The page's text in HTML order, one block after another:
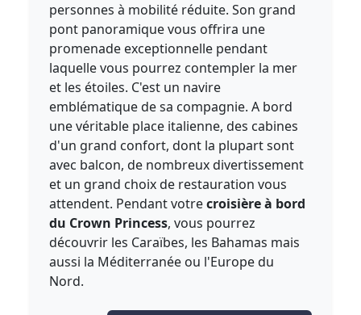
personnes à mobilité réduite. Son grand
pont panoramique vous offrira une
promenade exceptionnelle pendant
laquelle vous pourrez contempler la mer
et les étoiles. C'est un navire
emblématique de sa compagnie. A bord
une véritable place italienne, des cabines
d'un grand confort, dont la plupart sont
avec balcon, de nombreux divertissement
et un grand choix de restauration vous
attendent. Pendant votrecroisière à bord
du Crown Princess, vous pourrez
découvrir les Caraïbes, les Bahamas mais
aussi la Méditerranée ou l'Europe du
Nord.